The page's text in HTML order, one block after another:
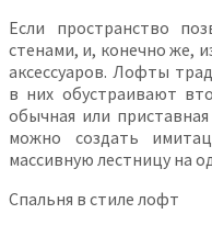
Если пространство
стенами, и, конечно же,
аксессуаров. Лофты
в них обустраивают
обычная или
можно создать
массивную лестницу на
Спальня в стиле лофт